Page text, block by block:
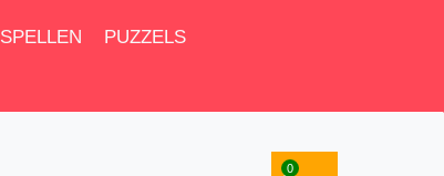
SPELLEN PUZZELS
0